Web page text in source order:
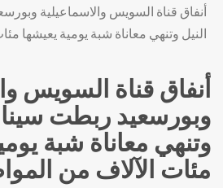
أنفاق قناة السويس والاسماعيلية
النيل وتنهي معاناة شبة يومية يعيشها
أنفاق قناة السويس
وبورسعيد ربطت سيناء
وتنهي معاناة شبة
مئات الآلاف من